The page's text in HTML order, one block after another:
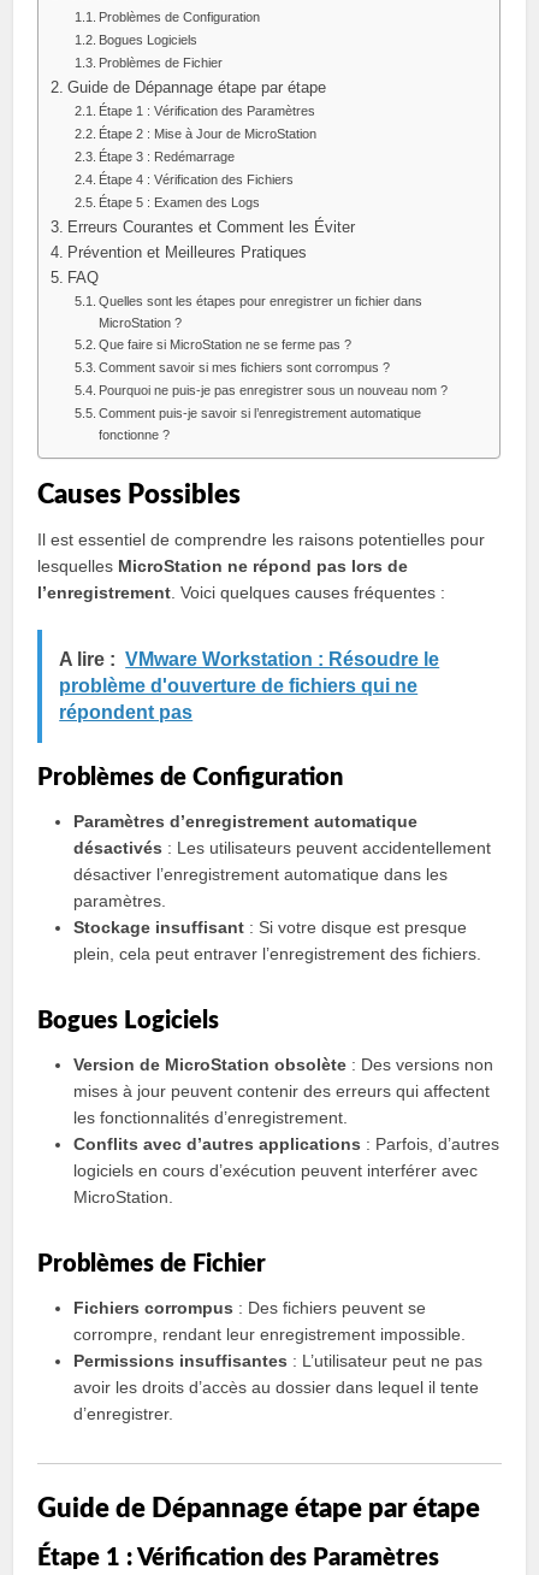
Problèmes de Configuration
Bogues Logiciels
Problèmes de Fichier
Guide de Dépannage étape par étape
Étape 1 : Vérification des Paramètres
Étape 2 : Mise à Jour de MicroStation
Étape 3 : Redémarrage
Étape 4 : Vérification des Fichiers
Étape 5 : Examen des Logs
Erreurs Courantes et Comment les Éviter
Prévention et Meilleures Pratiques
FAQ
Quelles sont les étapes pour enregistrer un fichier dans
MicroStation ?
Que faire si MicroStation ne se ferme pas ?
Comment savoir si mes fichiers sont corrompus ?
Pourquoi ne puis-je pas enregistrer sous un nouveau nom ?
Comment puis-je savoir si l’enregistrement automatique
fonctionne ?
Causes Possibles
Il est essentiel de comprendre les raisons potentielles pour
lesquelles MicroStation ne répond pas lors de
l’enregistrement . Voici quelques causes fréquentes :
A lire : VMware Workstation : Résoudre le
problème d'ouverture de fichiers qui ne
répondent pas
Problèmes de Configuration
Paramètres d’enregistrement automatique
désactivés : Les utilisateurs peuvent accidentellement
désactiver l’enregistrement automatique dans les
paramètres.
Stockage insuffisant : Si votre disque est presque
plein, cela peut entraver l’enregistrement des fichiers.
Bogues Logiciels
Version de MicroStation obsolète : Des versions non
mises à jour peuvent contenir des erreurs qui affectent
les fonctionnalités d’enregistrement.
Conflits avec d’autres applications : Parfois, d’autres
logiciels en cours d’exécution peuvent interférer avec
MicroStation.
Problèmes de Fichier
Fichiers corrompus : Des fichiers peuvent se
corrompre, rendant leur enregistrement impossible.
Permissions insuffisantes : L’utilisateur peut ne pas
avoir les droits d’accès au dossier dans lequel il tente
d’enregistrer.
Guide de Dépannage étape par étape
Étape 1 : Vérification des Paramètres